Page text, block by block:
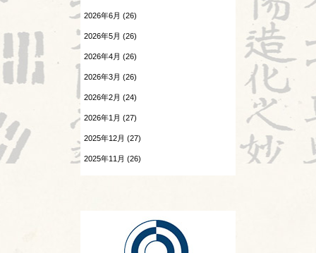
森のようちえん
温病
熱と治療
痺証
Hospitalistとは②
酷暑
感覚の変化
2026.07.23
陰陽学説⑧
胎漏(たいろう)とは②
2026年6月 (26)
2026年5月 (26)
2026年4月 (26)
2026年3月 (26)
2026年2月 (24)
2026年1月 (27)
2025年12月 (27)
2025年11月 (26)